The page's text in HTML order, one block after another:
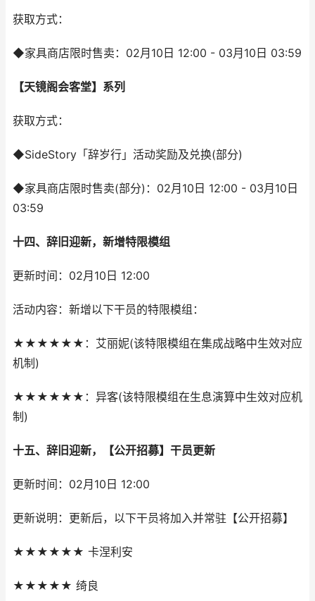
获取方式：
◆家具商店限时售卖：02月10日 12:00 - 03月10日 03:59
【天镜阁会客堂】系列
获取方式：
◆SideStory「辞岁行」活动奖励及兑换(部分)
◆家具商店限时售卖(部分)：02月10日 12:00 - 03月10日
03:59
十四、辞旧迎新，新增特限模组
更新时间：02月10日 12:00
活动内容：新增以下干员的特限模组：
★★★★★★：艾丽妮(该特限模组在集成战略中生效对应
机制)
★★★★★★：异客(该特限模组在生息演算中生效对应机
制)
十五、辞旧迎新，【公开招募】干员更新
更新时间：02月10日 12:00
更新说明：更新后，以下干员将加入并常驻【公开招募】
★★★★★★ 卡涅利安
★★★★★ 绮良